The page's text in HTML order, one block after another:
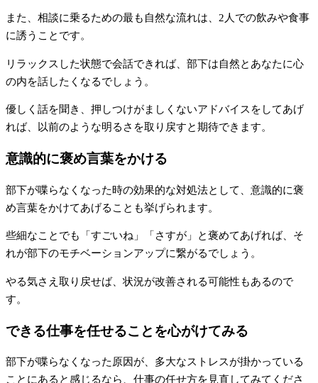
また、相談に乗るための最も自然な流れは、2人での飲みや食事
に誘うことです。
リラックスした状態で会話できれば、部下は自然とあなたに心
の内を話したくなるでしょう。
優しく話を聞き、押しつけがましくないアドバイスをしてあげ
れば、以前のような明るさを取り戻すと期待できます。
意識的に褒め言葉をかける
部下が喋らなくなった時の効果的な対処法として、意識的に褒
め言葉をかけてあげることも挙げられます。
些細なことでも「すごいね」「さすが」と褒めてあげれば、そ
れが部下のモチベーションアップに繋がるでしょう。
やる気さえ取り戻せば、状況が改善される可能性もあるので
す。
できる仕事を任せることを心がけてみる
部下が喋らなくなった原因が、多大なストレスが掛かっている
ことにあると感じるなら、仕事の任せ方を見直してみてくださ